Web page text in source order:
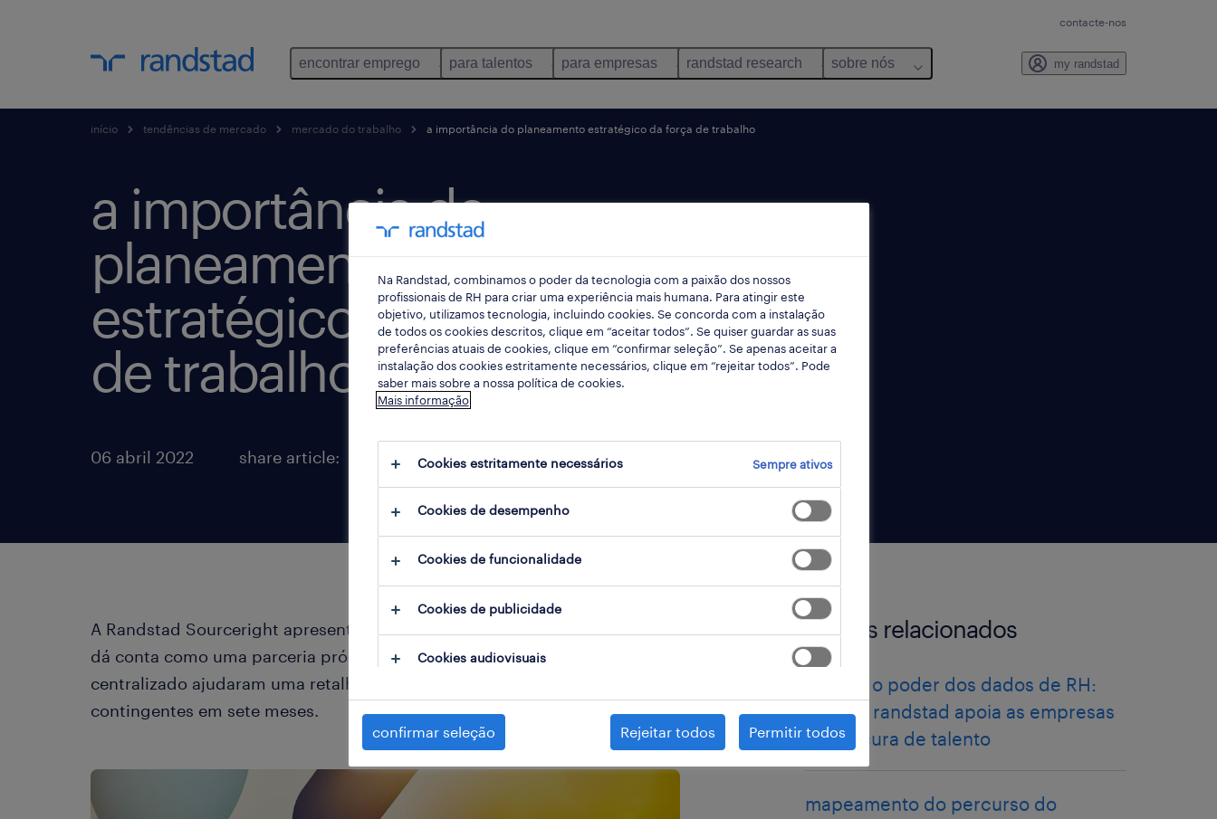
contacte-nos
encontrar emprego para talentos para empresas randstad research sobre nós my randstad
início tendências de mercado mercado do trabalho a importância do planeamento estratégico da força de trabalho
a importância do
planeamento
estratégico da força
de trabalho
06 abril 2022 share article:
A Randstad Sourceright apresenta um case study de sourcing directo que
dá conta como uma parceria pró-activa e um processo de recrutamento
centralizado ajudaram uma retalhista de luxo a contratar 260 talentos
contingentes em sete meses.
artigos relacionados
libertar o poder dos dados de RH:
como a randstad apoia as empresas
na procura de talento
mapeamento do percurso do
Na Randstad, combinamos o poder da tecnologia com a paixão dos nossos
profissionais de RH para criar uma experiência mais humana. Para atingir este
objetivo, utilizamos tecnologia, incluindo cookies. Se concorda com a instalação
de todos os cookies descritos, clique em “aceitar todos”. Se quiser guardar as suas
preferências atuais de cookies, clique em “confirmar seleção”. Se apenas aceitar a
instalação dos cookies estritamente necessários, clique em “rejeitar todos”. Pode
saber mais sobre a nossa política de cookies.
Mais informação
Cookies estritamente necessários Sempre ativos
Cookies de desempenho
Cookies de funcionalidade
Cookies de publicidade
Cookies audiovisuais
confirmar seleção Rejeitar todos Permitir todos